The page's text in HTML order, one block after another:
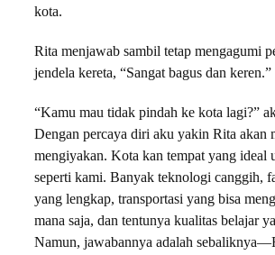
kota.
Rita menjawab sambil tetap mengagumi
jendela kereta, “Sangat bagus dan keren.”
“Kamu mau tidak pindah ke kota lagi?”
Dengan percaya diri aku yakin Rita akan
mengiyakan. Kota kan tempat yang ideal
seperti kami. Banyak teknologi canggih,
yang lengkap, transportasi yang bisa
mana saja, dan tentunya kualitas belajar
Namun, jawabannya adalah